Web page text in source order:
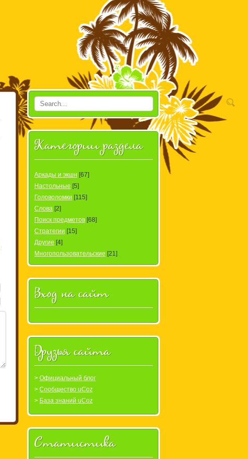
Категории раздела
Аркады и экшн [67]
Настольные [5]
Головоломки [115]
Слова [2]
Поиск предметов [68]
Стратегии [15]
Другие [4]
Многопользовательские [21]
Вход на сайт
Друзья сайта
Официальный блог
Сообщество uCoz
База знаний uCoz
Статистика